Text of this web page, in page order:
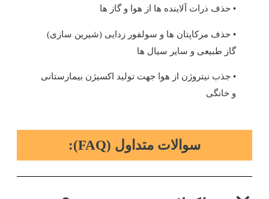
• حذف ذرات آلاینده ها از هوا و گاز ها
• حذف مرکاپتان ها و سولفور زدایی (شیرین سازی)
گاز طبیعی و سایر سیال ها
• جذب نیتروژن از هوا جهت تولید اکسیژن بیمارستانی
و خانگی
سوالات متداول (FAQ):